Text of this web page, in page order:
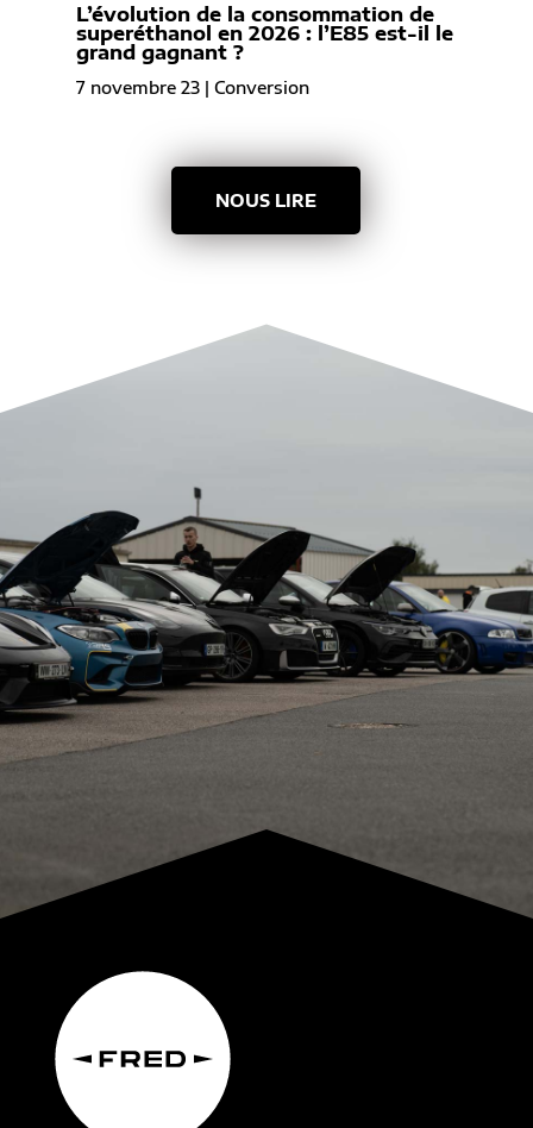
L’évolution de la consommation de
superéthanol en 2026 : l’E85 est-il le
grand gagnant ?
7 novembre 23| Conversion
NOUS LIRE